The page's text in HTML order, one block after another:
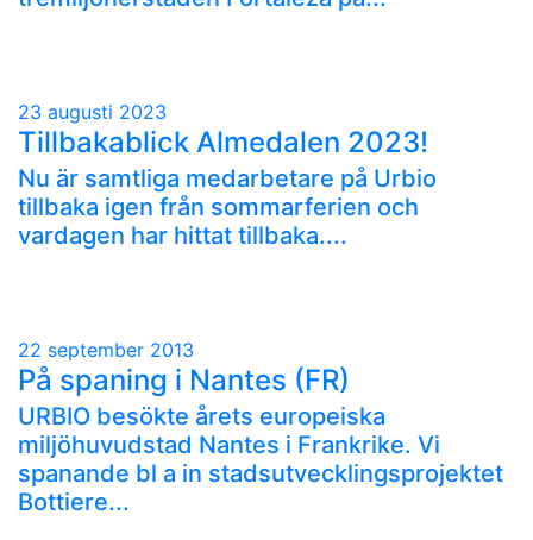
23 augusti 2023
Tillbakablick Almedalen 2023!
Nu är samtliga medarbetare på Urbio
tillbaka igen från sommarferien och
vardagen har hittat tillbaka....
22 september 2013
På spaning i Nantes (FR)
URBIO besökte årets europeiska
miljöhuvudstad Nantes i Frankrike. Vi
spanande bl a in stadsutvecklingsprojektet
Bottiere...